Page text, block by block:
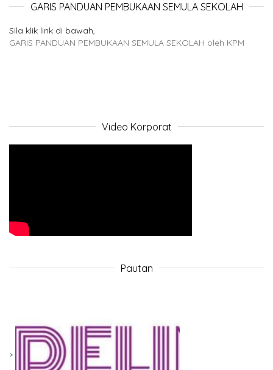
GARIS PANDUAN PEMBUKAAN SEMULA SEKOLAH
Sila klik link di bawah,
GARIS PANDUAN PEMBUKAAN SEMULA SEKOLAH oleh KPM
Video Korporat
Pautan